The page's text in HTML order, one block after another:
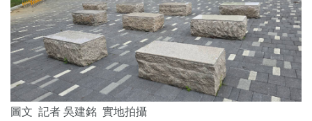
圖文 記者 吳建銘 實地拍攝